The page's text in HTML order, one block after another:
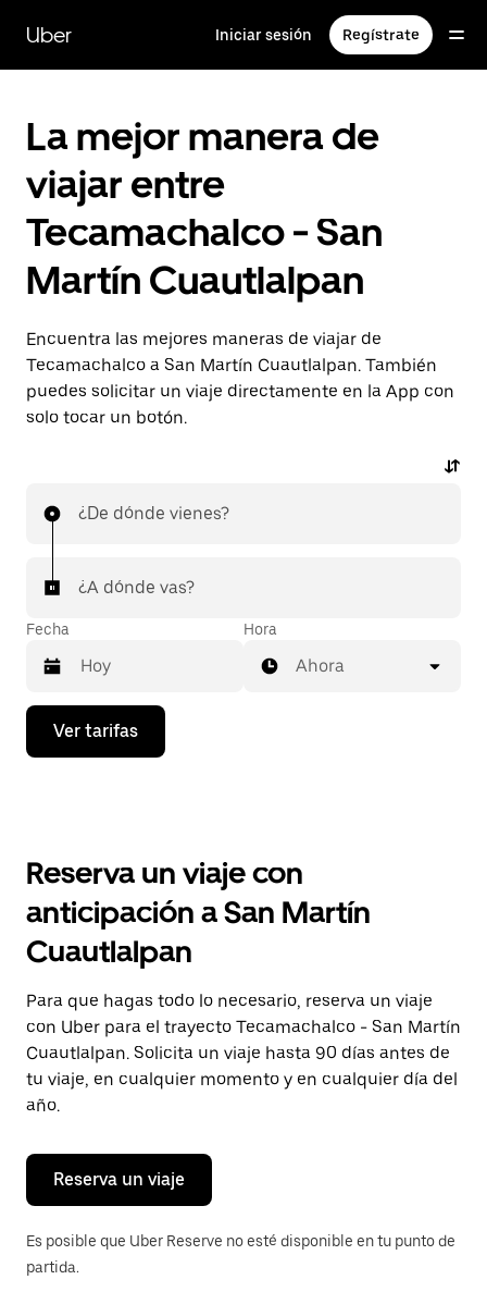
contenido
principal
Uber Iniciar sesión Regístrate
La mejor manera de
viajar entre
Tecamachalco - San
Martín Cuautlalpan
Encuentra las mejores maneras de viajar de
Tecamachalco a San Martín Cuautlalpan. También
puedes solicitar un viaje directamente en la App con
solo tocar un botón.
¿De dónde vienes?
¿A dónde vas?
Fecha
Presiona
flecha
el
y
selecciona
una
Presiona
la
tecla Esc
para
cerrar
el
calendario.
Hora
Ahora
Ver tarifas
Reserva un viaje con
anticipación a San Martín
Cuautlalpan
Para que hagas todo lo necesario, reserva un viaje
con Uber para el trayecto Tecamachalco - San Martín
Cuautlalpan. Solicita un viaje hasta 90 días antes de
tu viaje, en cualquier momento y en cualquier día del
año.
Reserva un viaje
Es posible que Uber Reserve no esté disponible en tu punto de
partida.